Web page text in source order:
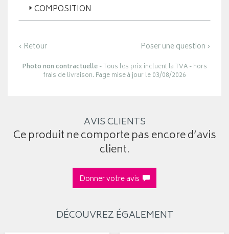
COMPOSITION
‹ Retour Poser une question ›
Photo non contractuelle- Tous les prix incluent la TVA - hors
frais de livraison. Page mise à jour le 03/08/2026
AVIS CLIENTS
Ce produit ne comporte pas encore d’avis
client.
Donner votre avis
DÉCOUVREZ ÉGALEMENT